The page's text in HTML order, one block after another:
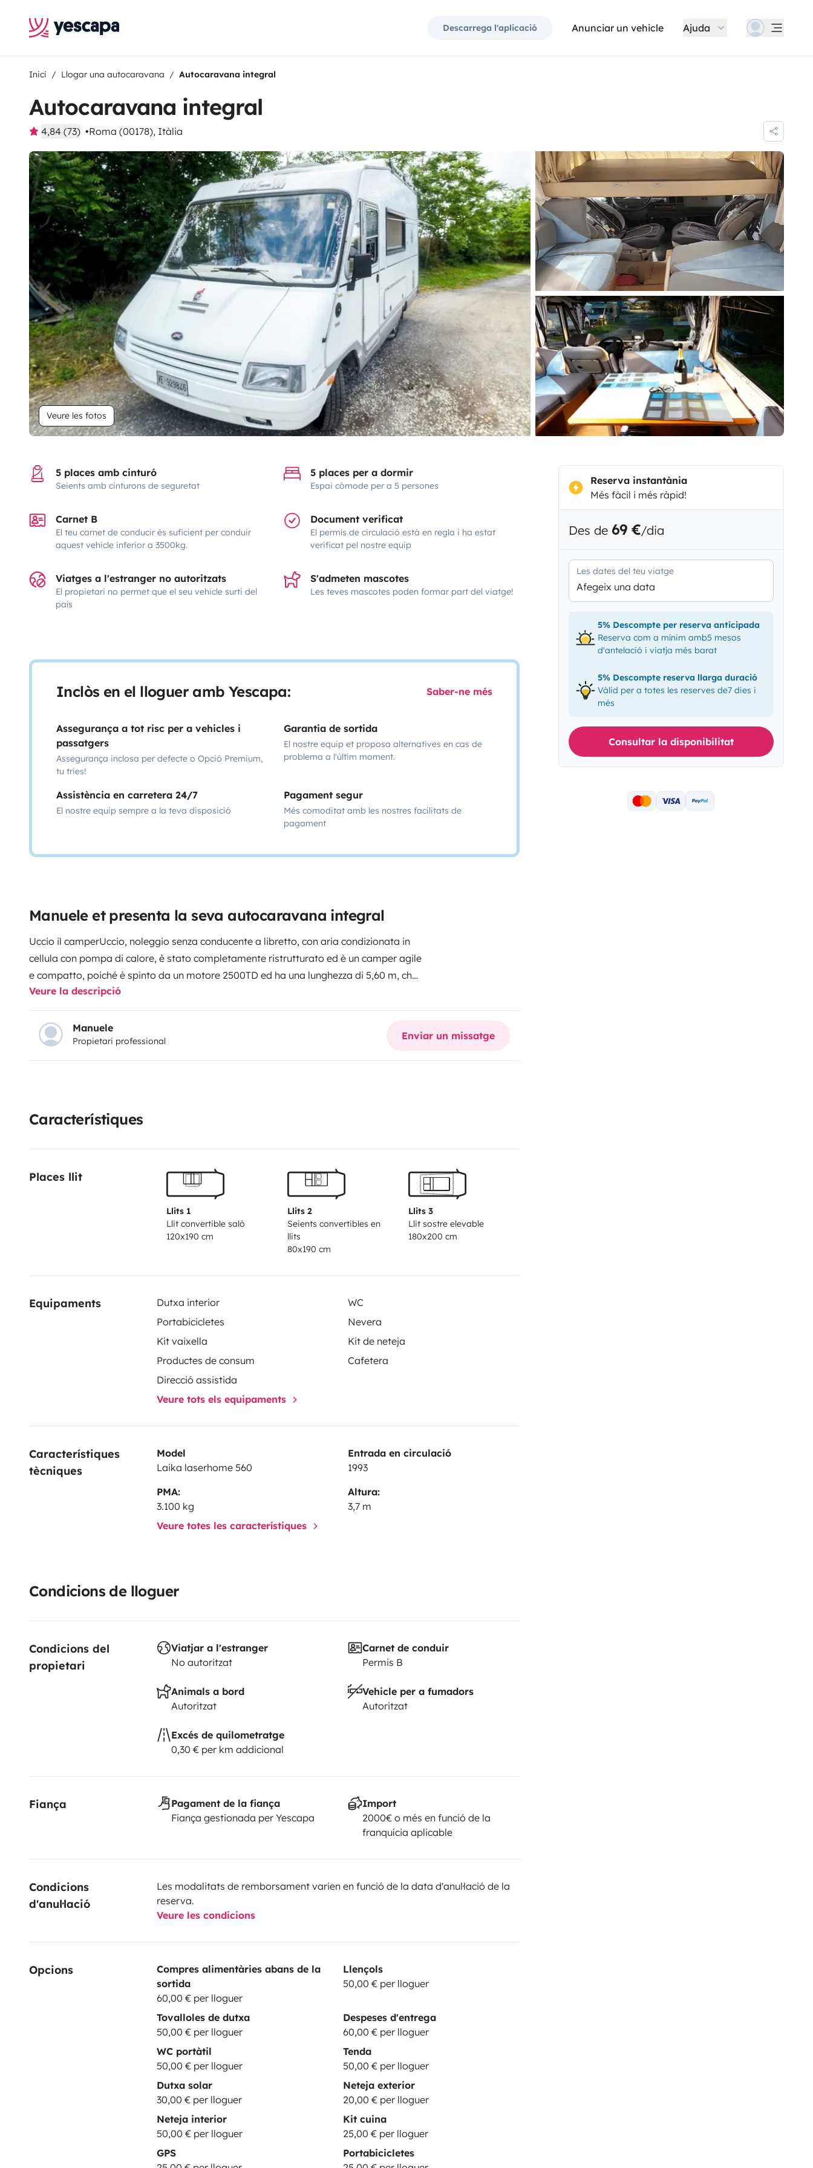
Descarrega l'aplicació Anunciar un vehicle Ajuda
Inici Llogar una autocaravana Autocaravana integral
Autocaravana integral
4,84 (73) Roma (00178), Itàlia
Veure les fotos
5 places amb cinturó
Seients amb cinturons de seguretat
5 places per a dormir
Espai còmode per a 5 persones
Carnet B
El teu carnet de conducir és suficient per conduir
aquest vehicle inferior a 3500kg.
Document verificat
El permís de circulació està en regla i ha estat
verificat pel nostre equip
Viatges a l'estranger no autoritzats
El propietari no permet que el seu vehicle surti del
país
S'admeten mascotes
Les teves mascotes poden formar part del viatge!
Inclòs en el lloguer amb Yescapa: Saber-ne més
Assegurança a tot risc per a vehicles i
passatgers
Assegurança inclosa per defecte o Opció Premium,
tu tries!
Garantia de sortida
El nostre equip et proposa alternatives en cas de
problema a l'últim moment.
Assistència en carretera 24/7
El nostre equip sempre a la teva disposició
Pagament segur
Més comoditat amb les nostres facilitats de
pagament
Manuele et presenta la seva autocaravana integral
Uccio il camperUccio, noleggio senza conducente a libretto, con aria condizionata in
cellula con pompa di calore, è stato completamente ristrutturato ed è un camper agile
e compatto, poiché è spinto da un motore 2500TD ed ha una lunghezza di 5,60 m, che
gli permette di essere posteggiato nei comuni posti auto. Si mostra estremamente
versatile grazie alla possibilità di accogliere al suo interno comodamente 5 persone: 2
sul letto basculante e le altre 3 sfruttando le 2 dinette, per avere rispettivamente un
letto singolo e un letto matrimoniale. Il bagno e la cucina sono in coda. Per affrontare
meglio l'inverno è provvisto di doppio pavimento, oscuranti termici, di una stufa
nuovamente pronto per farvi vivere nuove avventure :-)Tavolino con sedie da
campeggio su richiesta. P.s. poiché è un mezzo da noleggio, sarà necessario fornire
Veure la descripció
Manuele
Propietari professional Enviar un missatge
Característiques
Places llit
Llits 1
Llit convertible saló
120x190 cm
Llits 2
Seients convertibles en
llits
80x190 cm
Llits 3
Llit sostre elevable
180x200 cm
Equipaments Dutxa interior
WC
Portabicicletes
Nevera
Kit vaixella
Kit de neteja
Productes de consum
Cafetera
Direcció assistida
Veure tots els equipaments
Característiques
tècniques
Model
Laika laserhome 560
Entrada en circulació
1993
PMA:
3.100 kg
Altura:
3,7 m
Veure totes les característiques
Condicions de lloguer
Condicions del
propietari
Viatjar a l'estranger
No autoritzat
Carnet de conduir
Permis B
Animals a bord
Autoritzat
Vehicle per a fumadors
Autoritzat
Excés de quilometratge
0,30 € per km addicional
Fiança
Pagament de la fiança
Fiança gestionada per Yescapa
Import
2000€ o més en funció de la
franquícia aplicable
Condicions
d'anul·lació
Les modalitats de remborsament varien en funció de la data d'anul·lació de la
reserva.
Veure les condicions
Opcions
Compres alimentàries abans de la
sortida
60,00 € per lloguer
Llençols
50,00 € per lloguer
Tovalloles de dutxa
50,00 € per lloguer
Despeses d'entrega
60,00 € per lloguer
WC portàtil
50,00 € per lloguer
Tenda
50,00 € per lloguer
Dutxa solar
30,00 € per lloguer
Neteja exterior
20,00 € per lloguer
Neteja interior
50,00 € per lloguer
Kit cuina
25,00 € per lloguer
GPS
Portabicicletes
Reserva instantània
Més fàcil i més ràpid!
Des de 69 €/dia
Les dates del teu viatge
Afegeix una data
5% Descompte per reserva anticipada
Reserva com a mínim amb5 mesos
d'antelació i viatja més barat
5% Descompte reserva llarga duració
Vàlid per a totes les reserves de7 dies i
més
Consultar la disponibilitat